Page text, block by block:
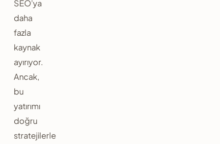
SEO’ya
daha
fazla
kaynak
ayırıyor.
Ancak,
bu
yatırımı
doğru
stratejilerle